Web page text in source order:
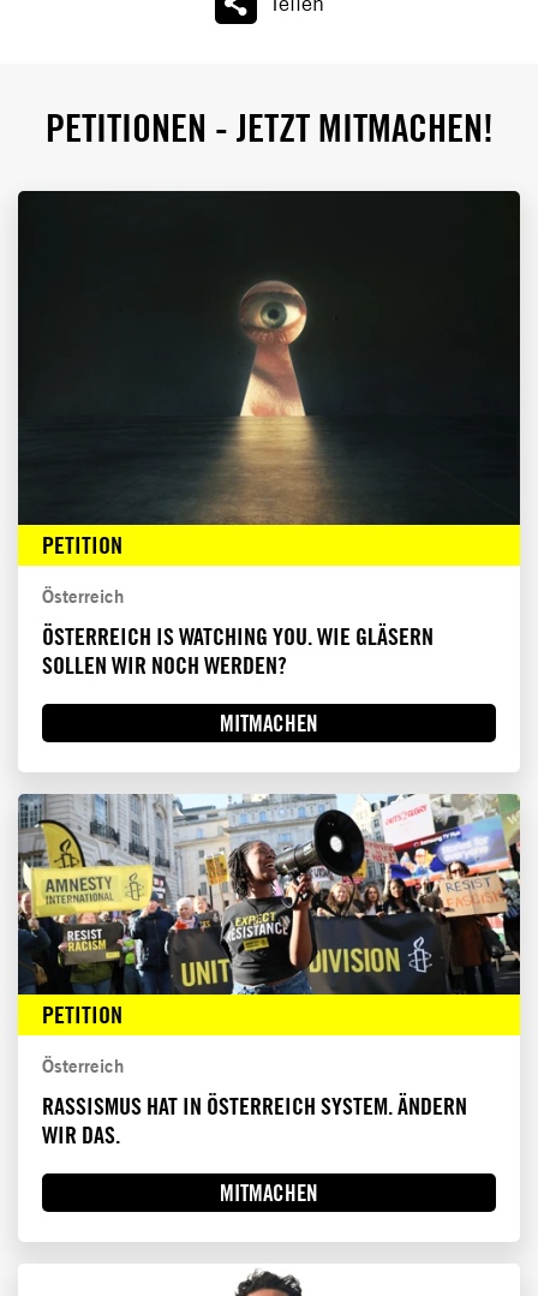
PETITIONEN - JETZT MITMACHEN!
PETITION
Österreich
ÖSTERREICH IS WATCHING YOU. WIE GLÄSERN
SOLLEN WIR NOCH WERDEN?
MITMACHEN
PETITION
Österreich
RASSISMUS HAT IN ÖSTERREICH SYSTEM. ÄNDERN
WIR DAS.
MITMACHEN